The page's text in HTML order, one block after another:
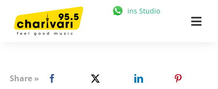
Inhalt
springen
ins Studio
95.5 CHARIVARI
Share »